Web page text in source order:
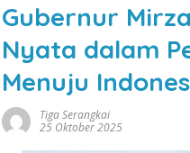
Gubernur
Nyata dalam
Menuju
Tiga Serangkai
25 Oktober 2025